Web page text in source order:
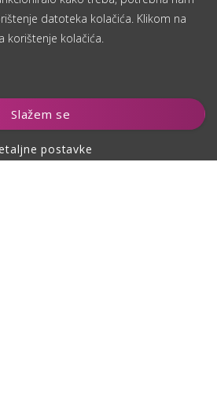
datoteka kolačića. Klikom na
korištenje kolačića.
Slažem se
postavke